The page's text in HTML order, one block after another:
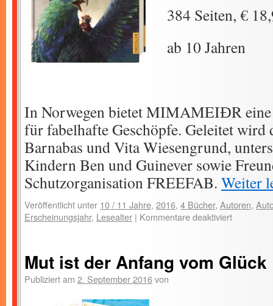
384 Seiten, €
ab 10 Jahren
In Norwegen bietet MIMAMEIƉR eine
für fabelhafte Geschöpfe. Geleitet wird
Barnabas und Vita Wiesengrund,
Kindern Ben und Guinever sowie
Schutzorganisation FREEFAB. Weiter
Veröffentlicht unter 10 / 11 Jahre, 2016, 4 Bücher, Autoren,
Erscheinungsjahr, Lesealter | Kommentare deaktiviert
Mut ist der Anfang vom Glück
Publiziert am 2. September 2016von